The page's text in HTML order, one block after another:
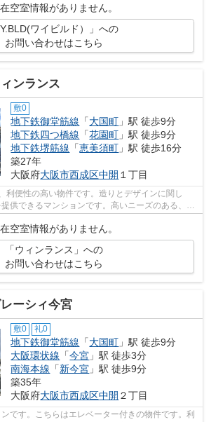
空室情報がありません。
Y.BLD(ワイビルド）」への
お問い合わせはこちら
ンランス
敷0
地下鉄御堂筋線 「大国町 」駅 徒歩9分
地下鉄四つ橋線 「花園町 」駅 徒歩9分
地下鉄堺筋線 「恵美須町 」駅 徒歩16分
築27年
大阪府大阪市西成区中開 １丁目
利便性の高い物件です。造りとデザインに関し
供できるマンションです。高いニーズのある、駅
空室情報がありません。
「ウィンランス」への
お問い合わせはこちら
ーシィ今宮
敷0 礼0
地下鉄御堂筋線 「大国町 」駅 徒歩9分
大阪環状線 「今宮 」駅 徒歩3分
南海本線 「新今宮 」駅 徒歩9分
築35年
大阪府大阪市西成区中開 ２丁目
です。こちらはエレベーター付きの物件です。利